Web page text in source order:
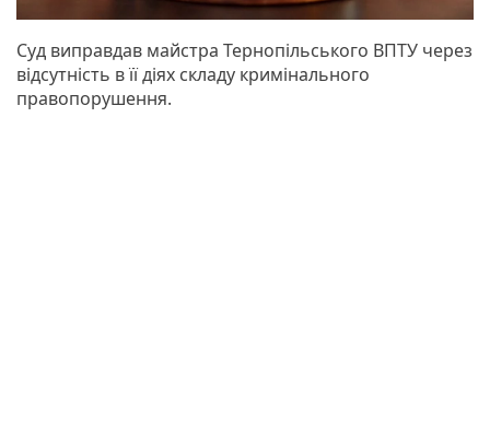
Суд виправдав майстра Тернопільського ВПТУ через
відсутність в її діях складу кримінального
правопорушення.